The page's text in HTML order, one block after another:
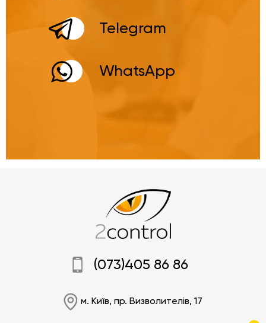
Telegram
WhatsApp
(073)405 86 86
м. Київ, пр. Визволителів, 17